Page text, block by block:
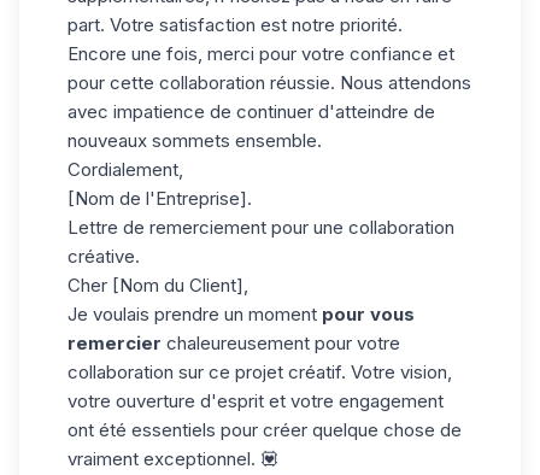
part. Votre satisfaction est notre priorité.
Encore une fois, merci pour votre confiance et
pour cette collaboration réussie. Nous attendons
avec impatience de continuer d'atteindre de
nouveaux sommets ensemble.
Cordialement,
[Nom de l'Entreprise].
Lettre de remerciement pour une collaboration
créative.
Cher [Nom du Client],
Je voulais prendre un moment pour vous
remercier chaleureusement pour votre
collaboration sur ce projet créatif. Votre vision,
votre ouverture d'esprit et votre engagement
ont été essentiels pour créer quelque chose de
vraiment exceptionnel. 💟